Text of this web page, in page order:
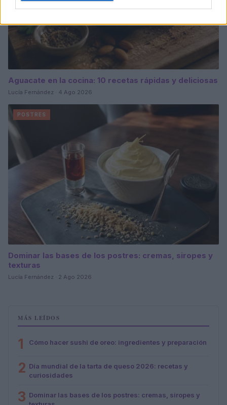
Aguacate en la cocina: 10 recetas rápidas y deliciosas
Lucía Fernández · 4 Ago 2026
POSTRES
Dominar las bases de los postres: cremas, siropes y
texturas
Lucía Fernández · 2 Ago 2026
MÁS LEÍDOS
1 Cómo hacer sushi de oreo: ingredientes y preparación
2 Día mundial de la tarta de queso 2026: recetas y
curiosidades
3 Dominar las bases de los postres: cremas, siropes y